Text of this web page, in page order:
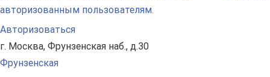
авторизованным пользователям.
Авторизоваться
г. Москва, Фрунзенская наб., д.30
Фрунзенская